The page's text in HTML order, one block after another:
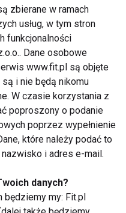
w miarę możliwości
tłustych –
niektórych ryb,
słodyczy i
i picia słodkich
chudych produktów
napojów
drobiu (bez skóry),
zbierane w ramach
usług, w tym stron
funkcjonalności
Dane osobowe
www.fit.pl są objęte
i nie będą nikomu
W czasie korzystania z
poproszony o podanie
poprzez wypełnienie
które należy podać to
i adres e-mail.
danych?
będziemy my: Fit.pl